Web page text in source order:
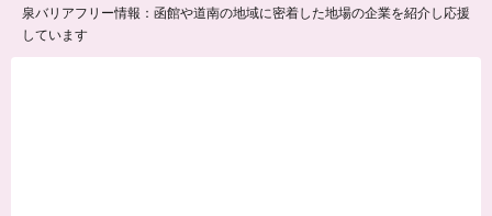
泉バリアフリー情報：函館や道南の地域に密着した地場の企業を紹介し応援
しています